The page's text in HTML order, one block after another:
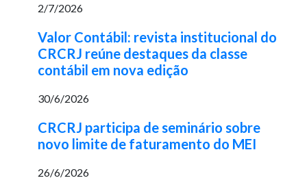
2/7/2026
Valor Contábil: revista institucional do
CRCRJ reúne destaques da classe
contábil em nova edição
30/6/2026
CRCRJ participa de seminário sobre
novo limite de faturamento do MEI
26/6/2026